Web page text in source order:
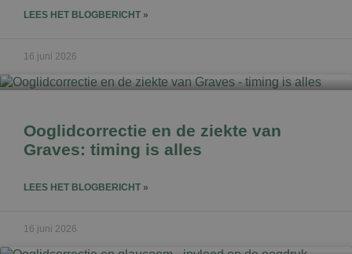
LEES HET BLOGBERICHT »
16 juni 2026
Ooglidcorrectie en de ziekte van
Graves: timing is alles
LEES HET BLOGBERICHT »
16 juni 2026